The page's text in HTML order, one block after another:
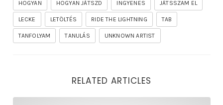
HOGYAN HOGYAN JÁTSZD INGYENES JÁTSSZAM EL
LECKE LETÖLTÉS RIDE THE LIGHTNING TAB
TANFOLYAM TANULÁS UNKNOWN ARTIST
RELATED ARTICLES